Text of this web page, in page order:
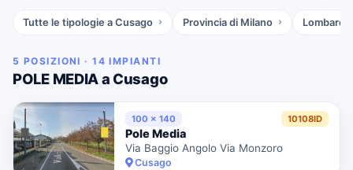
Tutte le tipologie a Cusago Provincia di Milano Lombardia
5 POSIZIONI · 14 IMPIANTI
POLE MEDIA a Cusago
100 x 140 10108ID
Pole Media
Via Baggio Angolo Via Monzoro
Cusago